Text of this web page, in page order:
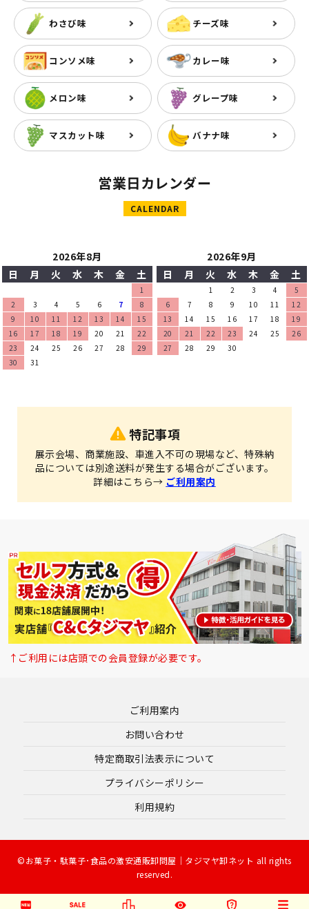
わさび味 チーズ味
コンソメ味 カレー味
メロン味 グレープ味
マスカット味 バナナ味
営業日カレンダー
CALENDAR
2026年8月
日
月 火 水 木 金 土
1
2
3 4 5 6 7
8
9
10 11 12 13 14
15
16
17 18 19 20 21
22
23
24 25 26 27 28
29
30
31
2026年9月
日
月 火 水 木 金 土
1 2 3 4
5
6
7 8 9 10 11
12
13
14 15 16 17 18
19
20
21 22 23 24 25
26
27
28 29 30
特記事項
展示会場、商業施設、車進入不可の現場など、特殊納
品については別途送料が発生する場合がございます。
詳細はこちら→ ご利用案内
↑ご利用には店頭での会員登録が必要です。
ご利用案内
お問い合わせ
特定商取引法表示について
プライバシーポリシー
利用規約
©お菓子・駄菓子･食品の激安通販卸問屋｜タジマヤ卸ネット all rights
reserved.